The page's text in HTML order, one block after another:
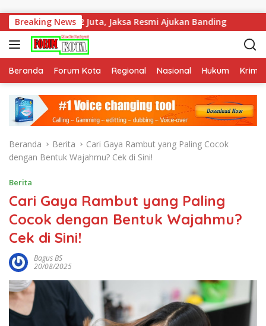
Breaking News
Resmi Ajukan Banding Tekan Risiko Penyakit
Beranda Forum Kota Regional Nasional Hukum
Beranda Berita
Cari Gaya Rambut yang Paling Cocok
dengan Bentuk Wajahmu? Cek di Sini!
Berita
Cari Gaya Rambut yang Paling
Cocok dengan Bentuk Wajahmu?
Cek di Sini!
Bagus BS
20/08/2025